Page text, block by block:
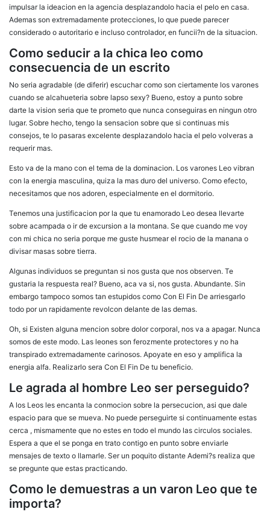
impulsar la ideacion en la agencia desplazandolo hacia el pelo en casa.
Ademas son extremadamente protecciones, lo que puede parecer
considerado o autoritario e incluso controlador, en funcii?n de la situacion.
Como seducir a la chica leo como
consecuencia de un escrito
No seria agradable (de diferir) escuchar como son ciertamente los varones
cuando se alcahueteria sobre lapso sexy? Bueno, estoy a punto sobre
darte la vision seria que te prometo que nunca conseguiras en ningun otro
lugar. Sobre hecho, tengo la sensacion sobre que si continuas mis
consejos, te lo pasaras excelente desplazandolo hacia el pelo volveras a
requerir mas.
Esto va de la mano con el tema de la dominacion. Los varones Leo vibran
con la energia masculina, quiza la mas duro del universo. Como efecto,
necesitamos que nos adoren, especialmente en el dormitorio.
Tenemos una justificacion por la que tu enamorado Leo desea llevarte
sobre acampada o ir de excursion a la montana. Se que cuando me voy
con mi chica no seri­a porque me guste husmear el rocio de la manana o
divisar masas sobre tierra.
Algunas individuos se preguntan si nos gusta que nos observen. Te
gustaria la respuesta real? Bueno, aca va si, nos gusta. Abundante. Sin
embargo tampoco somos tan estupidos como Con El Fin De arriesgarlo
todo por un rapidamente revolcon delante de las demas.
Oh, si Existen alguna mencion sobre dolor corporal, nos va a apagar. Nunca
somos de este modo. Las leones son ferozmente protectores y no ha
transpirado extremadamente carinosos. Apoyate en eso y amplifica la
energia alfa. Realizarlo sera Con El Fin De tu beneficio.
Le agrada al hombre Leo ser perseguido?
A los Leos les encanta la conmocion sobre la persecucion, asi que dale
espacio para que se mueva. No puede perseguirte si continuamente estas
cerca , mismamente que no estes en todo el mundo las circulos sociales.
Espera a que el se ponga en trato contigo en punto sobre enviarle
mensajes de texto o llamarle. Ser un poquito distante Ademi?s realiza que
se pregunte que estas practicando.
Como le demuestras a un varon Leo que te
importa?